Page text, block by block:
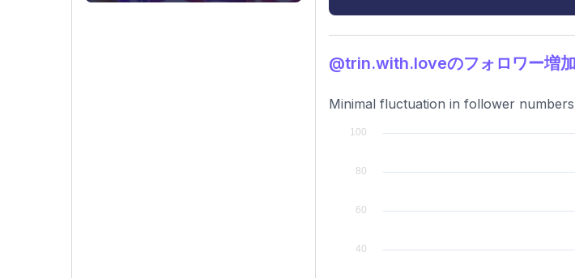
@trin.with.loveのフォロワー増加
Minimal fluctuation in follower